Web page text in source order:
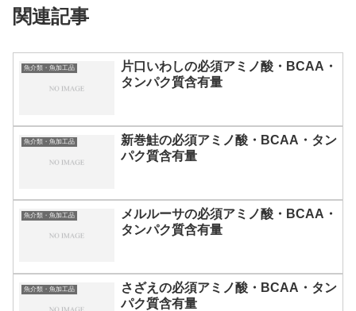
関連記事
魚介類・魚加工品
片口いわしの必須アミノ酸・BCAA・
タンパク質含有量
魚介類・魚加工品
新巻鮭の必須アミノ酸・BCAA・タン
パク質含有量
魚介類・魚加工品
メルルーサの必須アミノ酸・BCAA・
タンパク質含有量
魚介類・魚加工品
さざえの必須アミノ酸・BCAA・タン
パク質含有量